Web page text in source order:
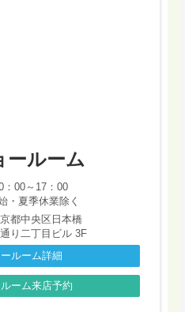
ールーム
：00～17：00
・夏季休業除く
都中央区日本橋
り二丁目ビル 3F
ルーム詳細
ーム来店予約